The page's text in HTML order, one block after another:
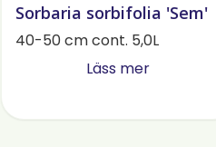
Sorbaria sorbifolia 'Sem'
40-50 cm cont. 5,0L
Läss mer